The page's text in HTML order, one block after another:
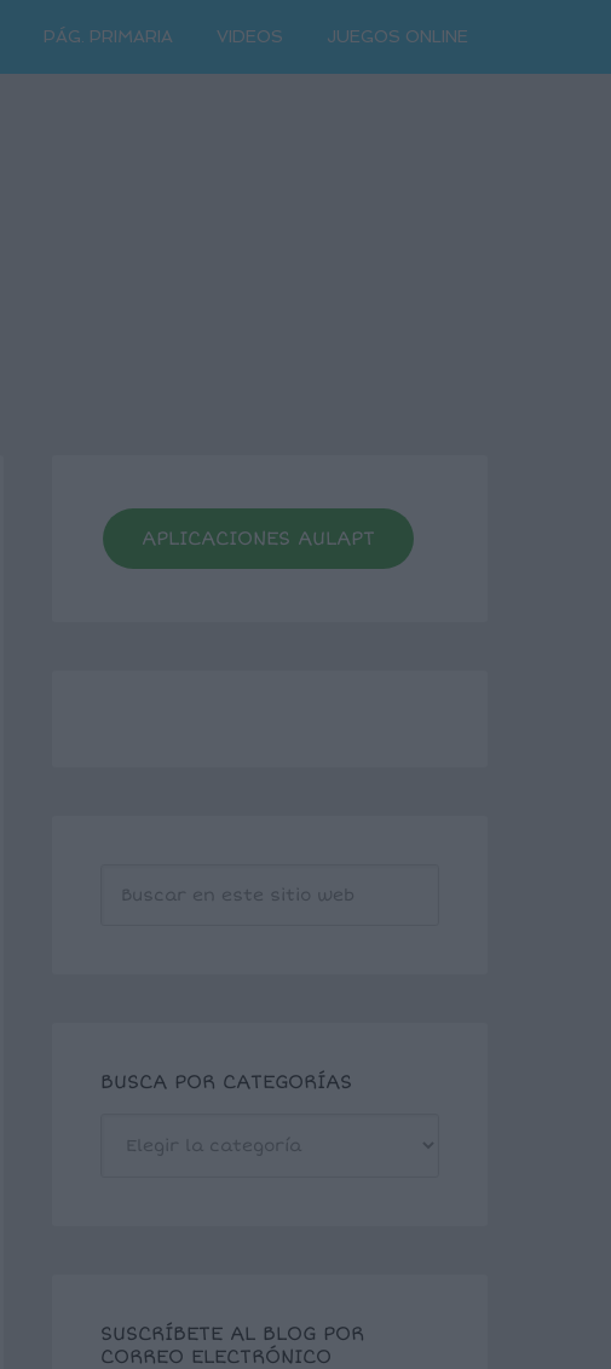
PÁG. PRIMARIA VIDEOS JUEGOS ONLINE
APLICACIONES AULAPT
BUSCA POR CATEGORÍAS
SUSCRÍBETE AL BLOG POR
CORREO ELECTRÓNICO